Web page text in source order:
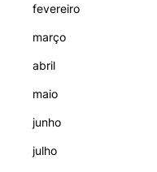
fevereiro
março
abril
maio
junho
julho